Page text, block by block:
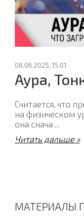
08.06.2025, 15:01
Аура,
Считается, что
на физическом
она снача ...
Читать дальше »
МАТЕРИАЛЫ